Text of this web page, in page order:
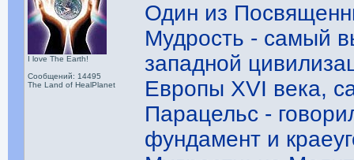
I love The Earth!
Сообщений: 14495
The Land of HealPlanet
Один из
Мудрость - самый
западной
Европы XVI века,
Парацельс -
фундамент и